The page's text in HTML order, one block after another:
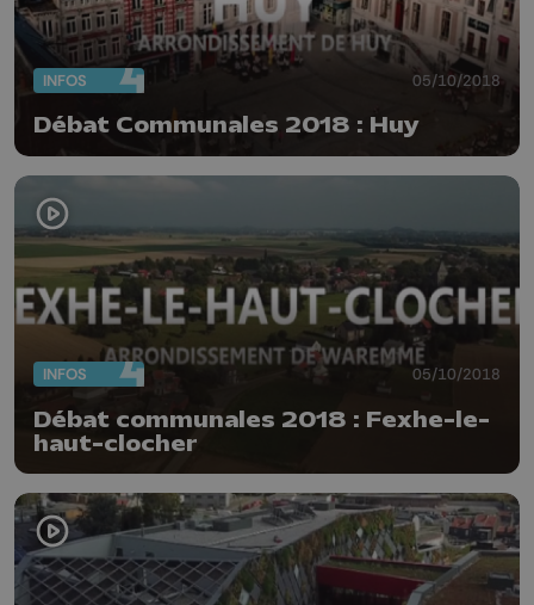
INFOS 05/10/2018
Débat Communales 2018 : Huy
INFOS 05/10/2018
Débat communales 2018 : Fexhe-le-
haut-clocher